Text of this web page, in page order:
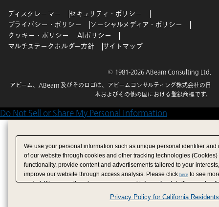
ディスクレーマー
セキュリティ・ポリシー
プライバシー・ポリシー
ソーシャルメディア・ポリシー
クッキー・ポリシー
AIポリシー
マルチステークホルダー方針
サイトマップ
© 1981-2026 ABeam Consulting Ltd.
アビーム、ABeam 及びそのロゴは、アビームコンサルティング株式会社の日
本およびその他の国における登録商標です。
Do Not Sell or Share My Personal Information
We use your personal information such as unique personal identifier
of our website through cookies and other tracking technologies
functionality, provide content and advertisements tailored to your
improve our website through access analysis. Please click here to see
period. We may sell or share your personal information to/with our
analytics service partners. These partners may combine the data shared
have provided to them or that they have collected from your use of their
Privacy Policy for California Residents